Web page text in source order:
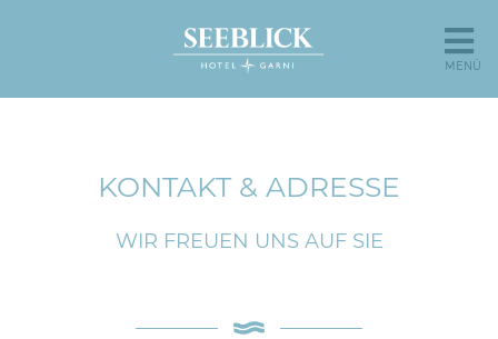
MENÜ
KONTAKT & ADRESSE
WIR FREUEN UNS AUF SIE